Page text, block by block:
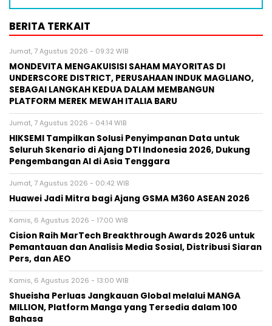
BERITA TERKAIT
Jumat, 7 Agustus 2026 - 09:32 WIB
MONDEVITA MENGAKUISISI SAHAM MAYORITAS DI
UNDERSCORE DISTRICT, PERUSAHAAN INDUK MAGLIANO,
SEBAGAI LANGKAH KEDUA DALAM MEMBANGUN
PLATFORM MEREK MEWAH ITALIA BARU
Jumat, 7 Agustus 2026 - 04:14 WIB
HIKSEMI Tampilkan Solusi Penyimpanan Data untuk
Seluruh Skenario di Ajang DTI Indonesia 2026, Dukung
Pengembangan AI di Asia Tenggara
Jumat, 7 Agustus 2026 - 00:42 WIB
Huawei Jadi Mitra bagi Ajang GSMA M360 ASEAN 2026
Kamis, 6 Agustus 2026 - 17:00 WIB
Cision Raih MarTech Breakthrough Awards 2026 untuk
Pemantauan dan Analisis Media Sosial, Distribusi Siaran
Pers, dan AEO
Kamis, 6 Agustus 2026 - 13:00 WIB
Shueisha Perluas Jangkauan Global melalui MANGA
MILLION, Platform Manga yang Tersedia dalam 100
Bahasa